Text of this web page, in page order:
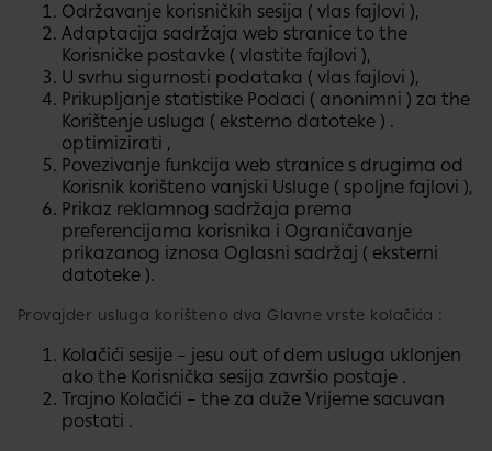
Održavanje korisničkih sesija ( vlas fajlovi ),
Adaptacija sadržaja web stranice to the
Korisničke postavke ( vlastite fajlovi ),
U svrhu sigurnosti podataka ( vlas fajlovi ),
Prikupljanje statistike Podaci ( anonimni ) za the
Korištenje usluga ( eksterno​ datoteke ) .
optimizirati ,
Povezivanje funkcija web stranice s drugima​ od
Korisnik korišteno vanjski Usluge ( spoljne fajlovi ),
Prikaz reklamnog sadržaja prema
preferencijama korisnika​​ i Ograničavanje
prikazanog iznosa​ Oglasni sadržaj ( eksterni
datoteke ).
Provajder usluga korišteno dva Glavne vrste kolačića :
Kolačići sesije – jesu out of dem usluga uklonjen
ako the Korisnička sesija završio postaje .
Trajno Kolačići – the za duže Vrijeme sacuvan
postati .